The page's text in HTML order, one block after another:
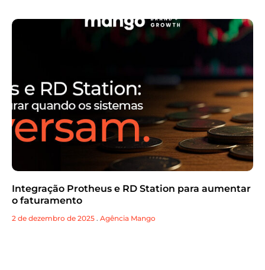
Integração Protheus e RD Station para aumentar
o faturamento
2 de dezembro de 2025 . Agência Mango